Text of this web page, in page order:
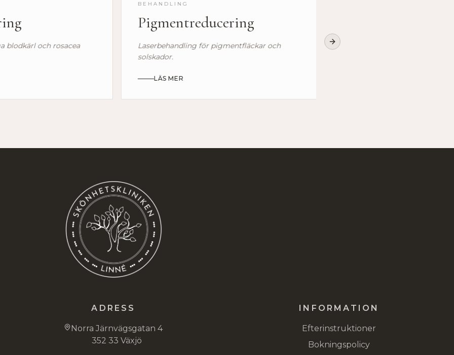
blodkärl och rosacea
BEHANDLING
Pigmentreducering
Laserbehandling för pigmentfläckar och
solskador.
LÄS MER
Next slide
ADRESS
Norra Järnvägsgatan 4
352 33 Växjö
INFORMATION
Efterinstruktioner
Bokningspolicy